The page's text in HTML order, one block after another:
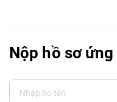
Nộp hồ sơ